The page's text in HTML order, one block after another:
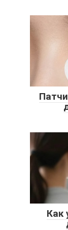
Как